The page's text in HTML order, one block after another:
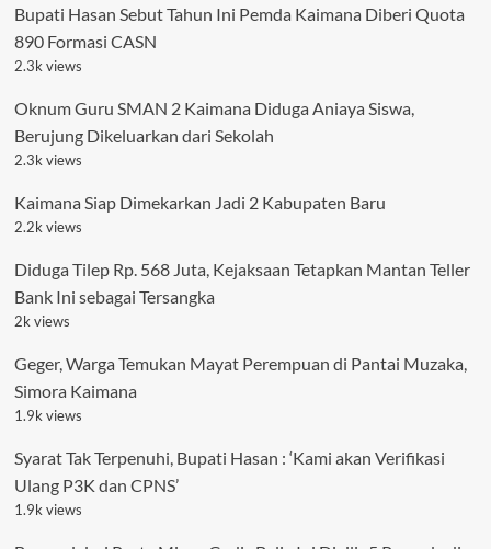
Bupati Hasan Sebut Tahun Ini Pemda Kaimana Diberi Quota
890 Formasi CASN
2.3k views
Oknum Guru SMAN 2 Kaimana Diduga Aniaya Siswa,
Berujung Dikeluarkan dari Sekolah
2.3k views
Kaimana Siap Dimekarkan Jadi 2 Kabupaten Baru
2.2k views
Diduga Tilep Rp. 568 Juta, Kejaksaan Tetapkan Mantan Teller
Bank Ini sebagai Tersangka
2k views
Geger, Warga Temukan Mayat Perempuan di Pantai Muzaka,
Simora Kaimana
1.9k views
Syarat Tak Terpenuhi, Bupati Hasan : ‘Kami akan Verifikasi
Ulang P3K dan CPNS’
1.9k views